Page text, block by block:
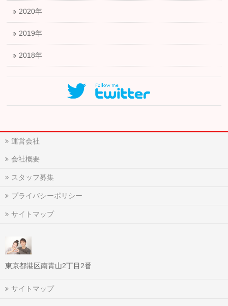
2020年
2019年
2018年
運営会社
会社概要
スタッフ募集
プライバシーポリシー
サイトマップ
東京都港区南青山2丁目2番
サイトマップ